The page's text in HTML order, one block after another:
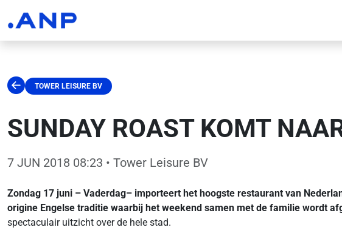
TOWER LEISURE BV
SUNDAY ROAST KOMT
7 JUN 2018 08:23 • Tower Leisure BV
Zondag 17 juni – Vaderdag– importeert het hoogste restaurant van
origine Engelse traditie waarbij het weekend samen met de familie wordt
spectaculair uitzicht over de hele stad.